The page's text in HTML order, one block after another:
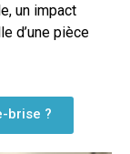
un impact
d’une pièce
brise ?